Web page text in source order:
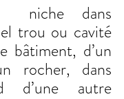
niche dans
trou ou cavité
bâtiment, d’un
rocher, dans
d’une autre